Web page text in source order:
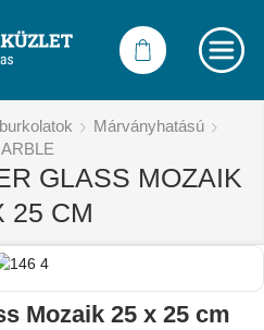
Márványhatású
GLASS MOZAIK
25 CM
Mozaik 25 x 25 cm